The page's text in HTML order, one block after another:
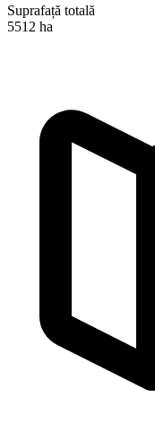
Suprafață totală
5512 ha